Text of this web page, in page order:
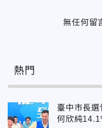
無任何留
熱門
臺中市長
何欣純